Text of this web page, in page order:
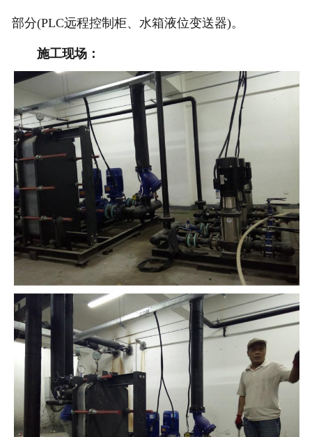
部分(PLC远程控制柜、水箱液位变送器)。
施工现场：